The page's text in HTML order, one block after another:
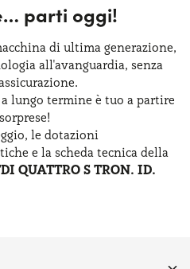
parti oggi!
di ultima generazione,
all'avanguardia, senza
.
a lungo termine è tuo a partire
, le dotazioni
e la scheda tecnica della
QUATTRO S TRON. ID.